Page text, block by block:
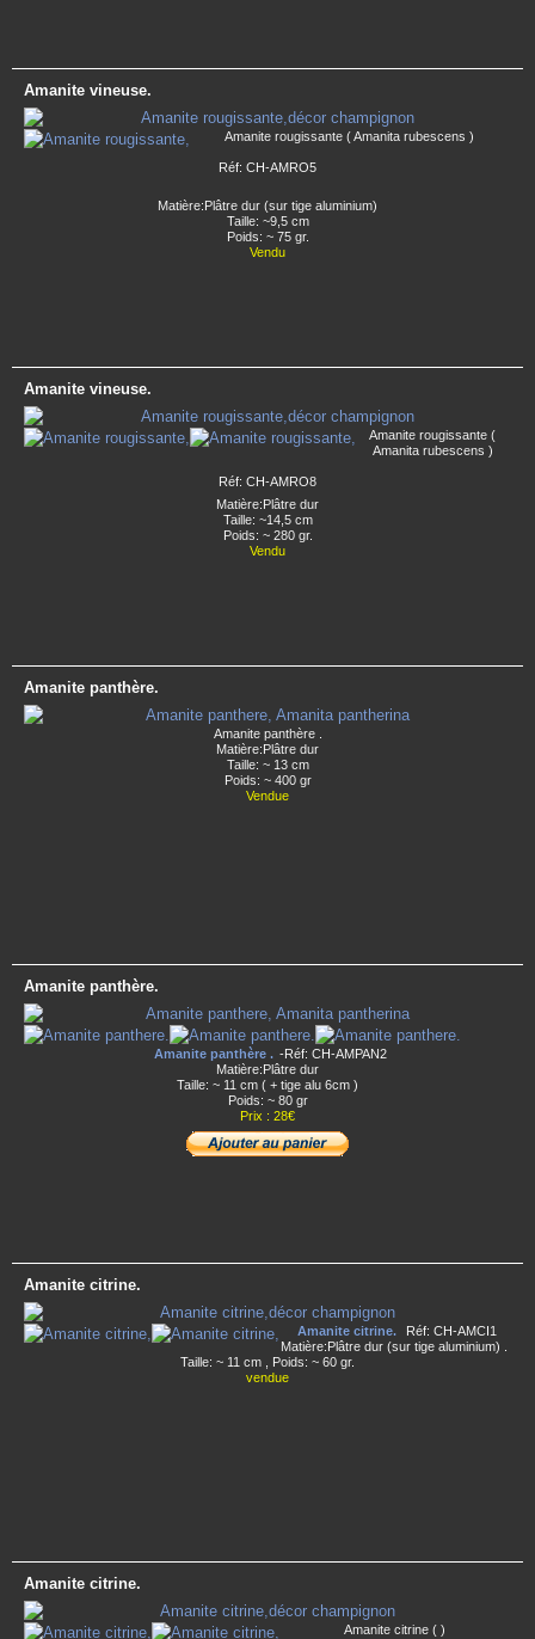
Amanite vineuse.
Amanite rougissante ( Amanita rubescens )
Réf: CH-AMRO5
Matière:Plâtre dur (sur tige aluminium)
Taille: ~9,5 cm
Poids: ~ 75 gr.
Vendu
Amanite vineuse.
Amanite rougissante (
Amanita rubescens )
Réf: CH-AMRO8
Matière:Plâtre dur
Taille: ~14,5 cm
Poids: ~ 280 gr.
Vendu
Amanite panthère.
Amanite panthère .
Matière:Plâtre dur
Taille: ~ 13 cm
Poids: ~ 400 gr
Vendue
Amanite panthère.
Amanite panthère . -Réf: CH-AMPAN2
Matière:Plâtre dur
Taille: ~ 11 cm ( + tige alu 6cm )
Poids: ~ 80 gr
Prix : 28€
Amanite citrine.
Amanite citrine.
Réf: CH-AMCI1
Matière:Plâtre dur (sur tige aluminium) .
Taille: ~ 11 cm , Poids: ~ 60 gr.
vendue
Amanite citrine.
Amanite citrine ( )